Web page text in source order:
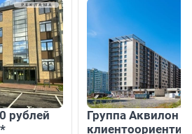
рублей
Группа Аквилон